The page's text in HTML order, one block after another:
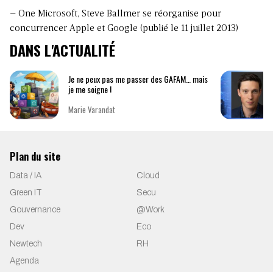
– One Microsoft, Steve Ballmer se réorganise pour
concurrencer Apple et Google (publié le 11 juillet 2013)
DANS L'ACTUALITÉ
Je ne peux pas me passer des GAFAM… mais
je me soigne !
Marie Varandat
Plan du site
Data / IA
Cloud
Green IT
Secu
Gouvernance
@Work
Dev
Eco
Newtech
RH
Agenda